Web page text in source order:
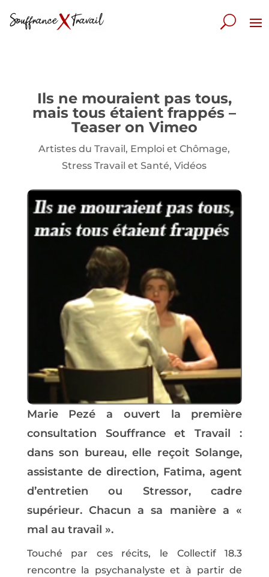
Ils ne mouraient pas tous,
mais tous étaient frappés –
Teaser on Vimeo
Artistes du Travail, Emploi et Chômage,
Stress Travail et Santé,Vidéos
Marie Pezé a ouvert la première
consultation Souffrance et Travail :
dans son bureau, elle reçoit Solange,
assistante de direction, Fatima, agent
d’entretien ou Stressor, cadre
supérieur. Chacun a sa manière a «
mal au travail ».
Touché par ces récits, le Collectif 18.3
rencontre la psychanalyste et à partir de